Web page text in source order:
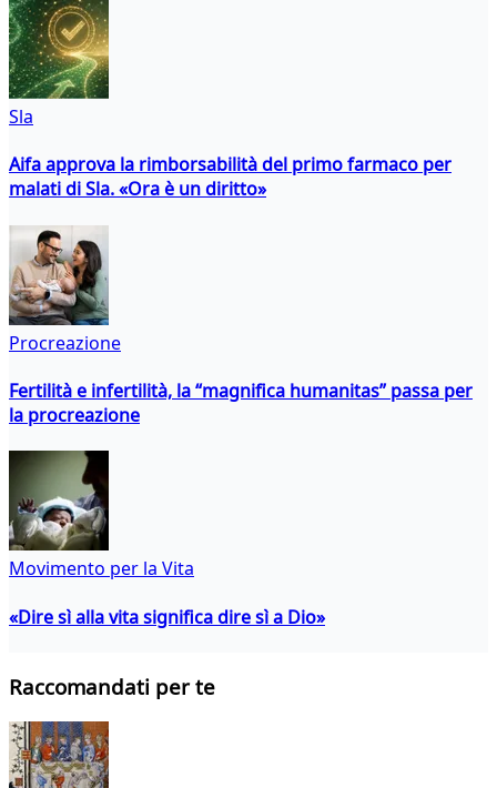
Sla
Aifa approva la rimborsabilità del primo farmaco per
malati di Sla. «Ora è un diritto»
Procreazione
Fertilità e infertilità, la “magnifica humanitas” passa per
la procreazione
Movimento per la Vita
«Dire sì alla vita significa dire sì a Dio»
Raccomandati per te